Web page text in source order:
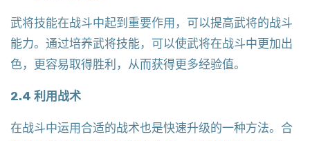
武将技能在战斗中起到重要作用，可以提高武将的战斗
能力。通过培养武将技能，可以使武将在战斗中更加出
色，更容易取得胜利，从而获得更多经验值。
2.4 利用战术
在战斗中运用合适的战术也是快速升级的一种方法。合